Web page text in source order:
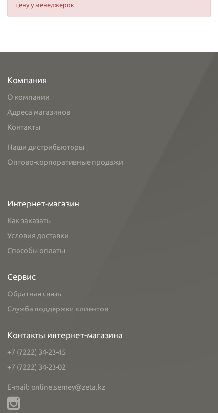
цену у менеджеров
Компания
О компании
Адреса магазинов
Контакты
Наши дистрибьюторы
Оптово-корпоративные продажи
Интернет-магазин
Как заказать
Условия доставки
Способы оплаты
Сервис
Обратная связь
Служба поддержки клиентов
Контакты интернет-магазина
+7 (7222) 34-23-45
+7 (7222) 34-23-02
E-mail: online.semey@zeta.kz